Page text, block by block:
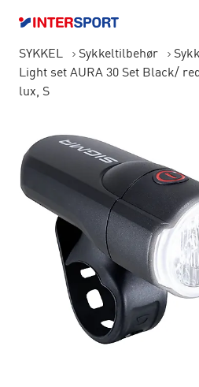
SYKKEL Sykkeltilbehør
Light set AURA 30 Set Black/
lux, S